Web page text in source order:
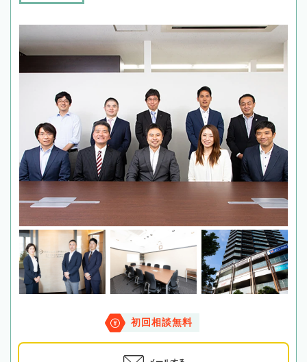
初回相談無料